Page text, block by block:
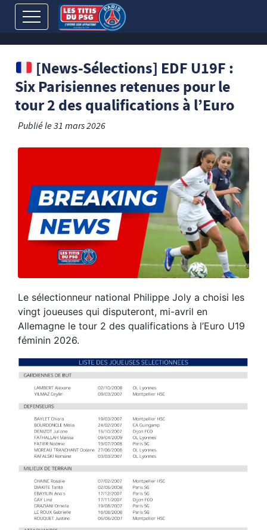
[News-Sélections] EDF U19F :
Six Parisiennes retenues pour le
tour 2 des qualifications à l’Euro
Publié le31 mars 2026
Le sélectionneur national Philippe Joly a choisi les
vingt joueuses qui disputeront, mi-avril en
Allemagne le tour 2 des qualifications à l’Euro U19
féminin 2026.